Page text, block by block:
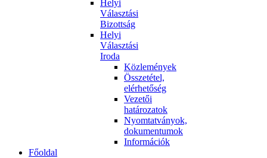
Helyi
Választási
Bizottság
Helyi
Választási
Iroda
Közlemények
Összetétel,
elérhetőség
Vezetői
határozatok
Nyomtatványok,
dokumentumok
Információk
Főoldal